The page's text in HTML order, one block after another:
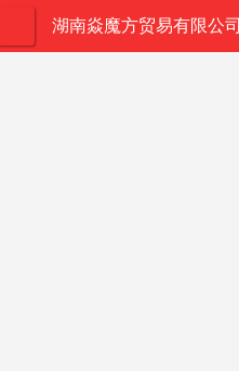
湖南焱魔方贸易有限公司